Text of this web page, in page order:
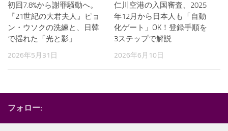
初回7.8%から謝罪騒動へ。
『21世紀の大君夫人』ピョ
ン・ウソクの洗練と、日韓
で揺れた「光と影」
2026年5月31日
仁川空港の入国審査、2025
年12月から日本人も「自動
化ゲート」OK！登録手順を
3ステップで解説
2026年6月10日
フォロー: